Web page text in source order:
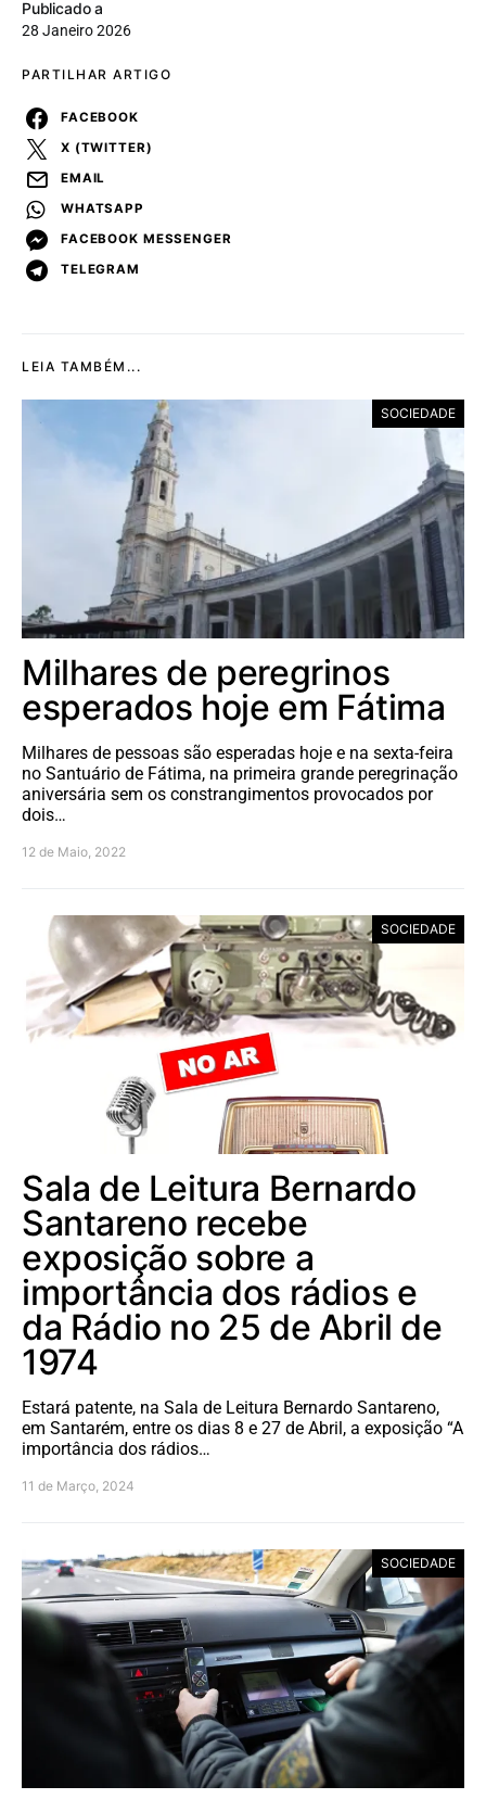
Publicado a
28 Janeiro 2026
PARTILHAR ARTIGO
FACEBOOK
X (TWITTER)
EMAIL
WHATSAPP
FACEBOOK MESSENGER
TELEGRAM
LEIA TAMBÉM...
SOCIEDADE
Milhares de peregrinos
esperados hoje em Fátima
Milhares de pessoas são esperadas hoje e na sexta-feira
no Santuário de Fátima, na primeira grande peregrinação
aniversária sem os constrangimentos provocados por
dois…
12 de Maio, 2022
SOCIEDADE
Sala de Leitura Bernardo
Santareno recebe
exposição sobre a
importância dos rádios e
da Rádio no 25 de Abril de
1974
Estará patente, na Sala de Leitura Bernardo Santareno,
em Santarém, entre os dias 8 e 27 de Abril, a exposição “A
importância dos rádios…
11 de Março, 2024
SOCIEDADE